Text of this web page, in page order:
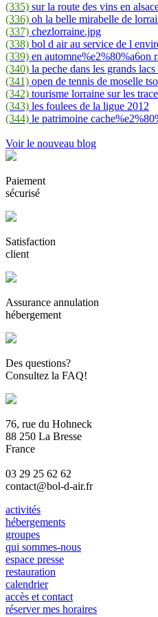
(335) sur la route des vins en
(336) oh la belle mirabelle de
(337) chezlorraine.jpg
(338) bol d air au service de l
(339) en automne%e2%80%a6on
(340) la peche dans les grands lacs
(341) open de tennis de moselle
(342) tourisme lorraine sur les
(343) les foulees de la ligue 2012
(344) le patrimoine
Voir le nouveau blog
Paiement
sécurisé
Satisfaction
client
Assurance annulation
hébergement
Des questions?
Consultez la FAQ!
76, rue du Hohneck
88 250 La Bresse
France
03 29 25 62 62
contact@bol-d-air.fr
activités
hébergements
groupes
qui sommes-nous
espace presse
restauration
calendrier
accès et contact
réserver mes horaires